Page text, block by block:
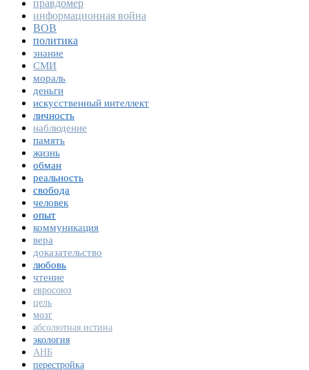
правдомер
информационная война
ВОВ
политика
знание
СМИ
мораль
деньги
искусственный интеллект
личность
наблюдение
память
жизнь
обман
реальность
свобода
человек
опыт
коммуникация
вера
доказательство
любовь
чтение
евросоюз
цель
мозг
абсолютная истина
экология
АНБ
перестройка